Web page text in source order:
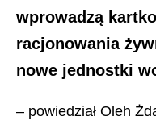
wprowadzą
racjonowania
nowe jednostki
– powiedział Oleh